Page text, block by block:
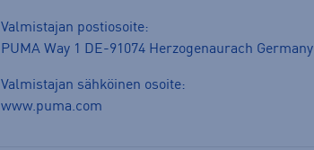
Valmistajan postiosoite:
PUMA Way 1 DE-91074 Herzogenaurach Germany
Valmistajan sähköinen osoite:
www.puma.com